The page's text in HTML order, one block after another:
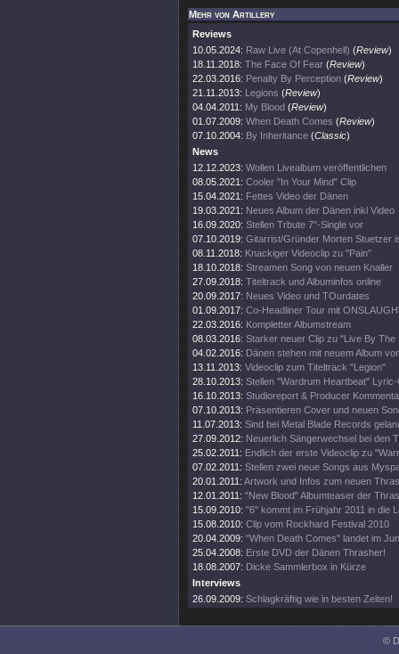
Mehr von Artillery
Reviews
10.05.2024: Raw Live (At Copenhell) (Review)
18.11.2018: The Face Of Fear (Review)
22.03.2016: Penalty By Perception (Review)
21.11.2013: Legions (Review)
04.04.2011: My Blood (Review)
01.07.2009: When Death Comes (Review)
07.10.2004: By Inheritance (Classic)
News
12.12.2023: Wollen Livealbum veröffentlichen
08.05.2021: Cooler "In Your Mind" Clip
15.04.2021: Fettes Video der Dänen
19.03.2021: Neues Album der Dänen inkl Video
16.09.2020: Stellen Trbute 7"-Single vor
07.10.2019: Gitarrist/Gründer Morten Stuetzer
08.11.2018: Knackiger Videoclip zu "Pain"
18.10.2018: Streamen Song von neuen Knaller
27.09.2018: Titeltrack und Albuminfos online
20.09.2017: Neues Video und TOurdates
01.09.2017: Co-Headliner Tour mit
22.03.2016: Kompletter Albumstream
08.03.2016: Starker neuer Clip zu "Live By The
04.02.2016: Dänen stehen mit neuem Album
13.11.2013: Videoclip zum Titeltrack "Legion"
28.10.2013: Stellen "Wardrum Heartbeat" Lyric-
16.10.2013: Studioreport & Producer
07.10.2013: Präsentieren Cover und neuen
11.07.2013: Sind bei Metal Blade Records
27.09.2012: Neuerlich Sängerwechsel bei den
25.02.2011: Endlich der erste Videoclip zu
07.02.2011: Stellen zwei neue Songs aus
20.01.2011: Artwork und Infos zum neuen
12.01.2011: "New Blood" Albumteaser der
15.09.2010: "6" kommt im Frühjahr 2011 in die
15.08.2010: Clip vom Rockhard Festival 2010
20.04.2009: "When Death Comes" landet im
25.04.2008: Erste DVD der Dänen Thrasher!
18.08.2007: Dicke Sammlerbox in Kürze
Interviews
26.09.2009: Schlagkräftig wie in besten Zeiten!
©